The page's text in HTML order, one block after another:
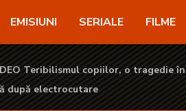
Târgu Neamț: băiat de 12 ani în
EMISIUNI SERIALE FILME
Teribilismul copiilor, o tragedie
după electrocutare